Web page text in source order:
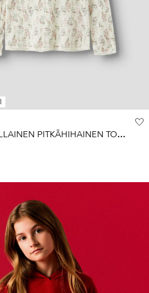
M
ERINOVILLAINEN PITKÄHIHAINEN TOPPI